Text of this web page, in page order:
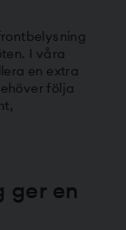
I våra
en extra
följa
ger en